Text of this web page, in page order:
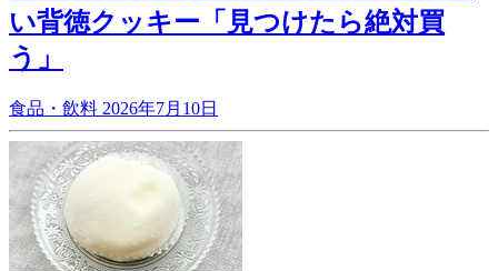
い背徳クッキー「見つけたら絶対買
う」
食品・飲料 2026年7月10日